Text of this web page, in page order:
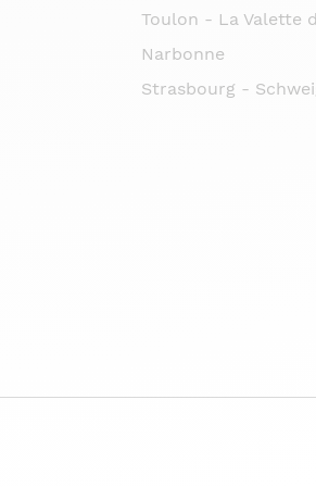
Toulon - La Valette
Narbonne
Strasbourg -